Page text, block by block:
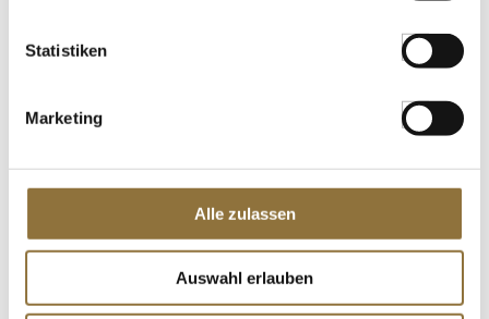
Statistiken
Marketing
Alle zulassen
Auswahl erlauben
€ 11,95
St.